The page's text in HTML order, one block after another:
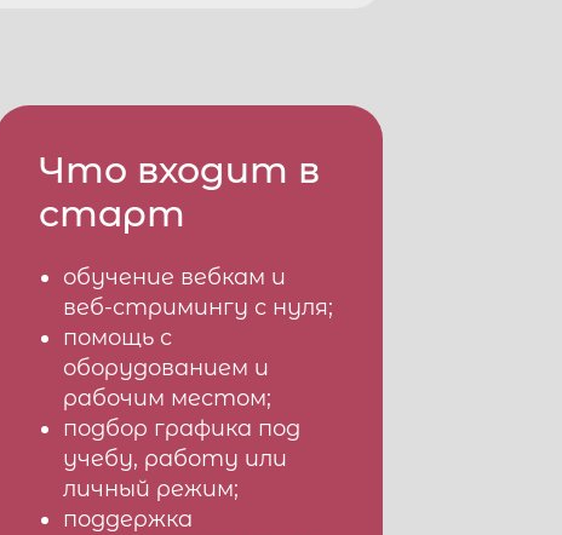
Что входит в
старт
обучение вебкам и
веб-стримингу с нуля;
помощь с
оборудованием и
рабочим местом;
подбор графика под
учебу, работу или
личный режим;
поддержка